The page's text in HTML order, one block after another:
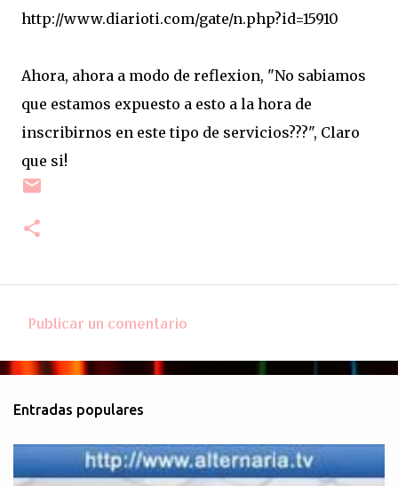
http://www.diarioti.com/gate/n.php?id=15910
Ahora, ahora a modo de reflexion, "No sabiamos
que estamos expuesto a esto a la hora de
inscribirnos en este tipo de servicios???", Claro
que si!
o
e
n
t
Publicar un comentario
Entradas populares